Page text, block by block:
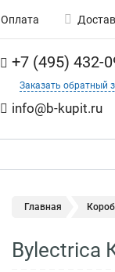
Оплата
+7 (495) 432-
Заказать обратный
info@b-kupit.ru
Главная
Bylectrica